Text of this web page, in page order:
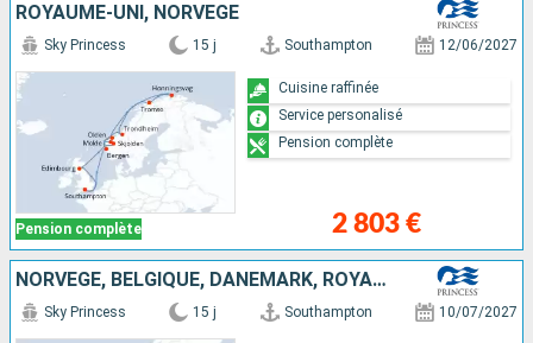
ROYAUME-UNI, NORVÈGE
Pension complète
Sky Princess 15 j Southampton 12/06/2027
2 803 €
Cuisine raffinée
Service personalisé
Pension complète
NORVÈGE, BELGIQUE, DANEMARK, ROYAUME-UNI
Sky Princess 15 j Southampton 10/07/2027